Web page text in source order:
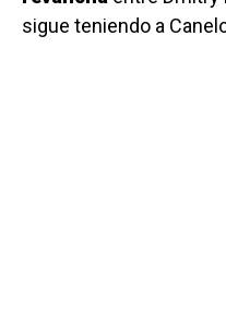
sigue teniendo a